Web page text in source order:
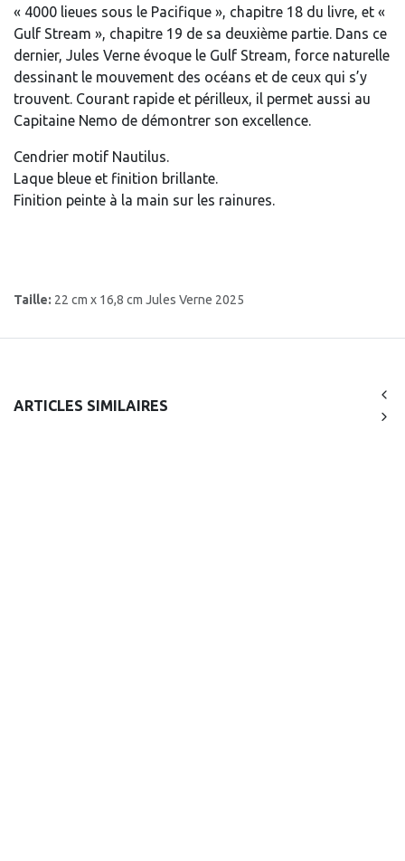
« 4000 lieues sous le Pacifique », chapitre 18 du livre, et «
Gulf Stream », chapitre 19 de sa deuxième partie. Dans ce
dernier, Jules Verne évoque le Gulf Stream, force naturelle
dessinant le mouvement des océans et de ceux qui s’y
trouvent. Courant rapide et périlleux, il permet aussi au
Capitaine Nemo de démontrer son excellence.
Cendrier motif Nautilus.
Laque bleue et finition brillante.
Finition peinte à la main sur les rainures.
Taille: 22 cm x 16,8 cm Jules Verne 2025
ARTICLES SIMILAIRES